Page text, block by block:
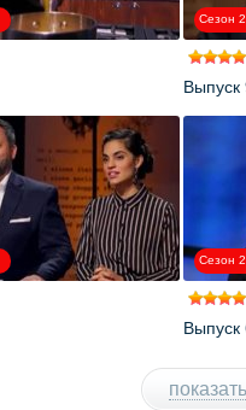
Сезон 2
Выпуск
Сезон 2
Выпуск